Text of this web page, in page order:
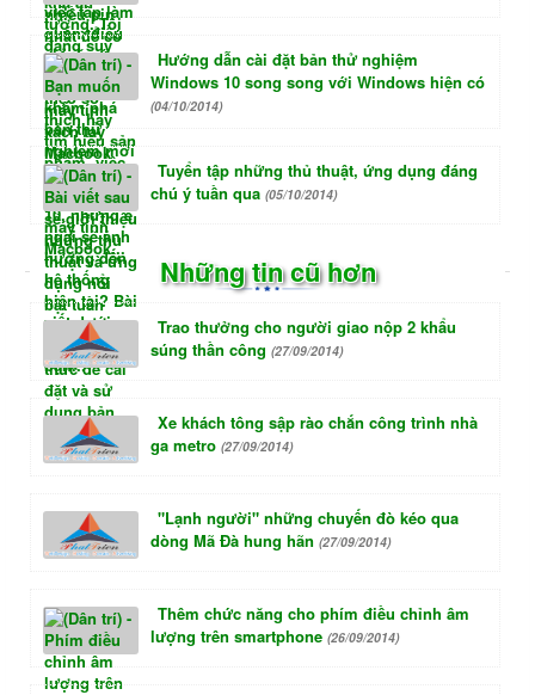
Hướng dẫn cài đặt bản thử nghiệm
Windows 10 song song với Windows hiện có
(04/10/2014)
Tuyển tập những thủ thuật, ứng dụng đáng
chú ý tuần qua (05/10/2014)
Những tin cũ hơn
Trao thưởng cho người giao nộp 2 khẩu
súng thần công (27/09/2014)
Xe khách tông sập rào chắn công trình nhà
ga metro (27/09/2014)
"Lạnh người" những chuyến đò kéo qua
dòng Mã Đà hung hãn (27/09/2014)
Thêm chức năng cho phím điều chỉnh âm
lượng trên smartphone (26/09/2014)